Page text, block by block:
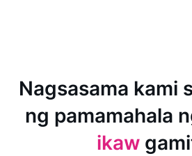
Nagsasama kami
ng pamamahala
ikaw